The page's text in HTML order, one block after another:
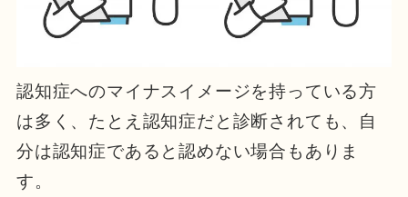
認知症へのマイナスイメージを持っている方
は多く、たとえ認知症だと診断されても、自
分は認知症であると認めない場合もありま
す。